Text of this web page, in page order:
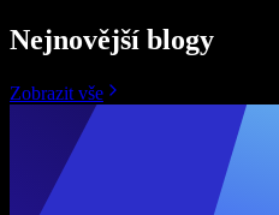
Nejnovější blogy
Zobrazit vše